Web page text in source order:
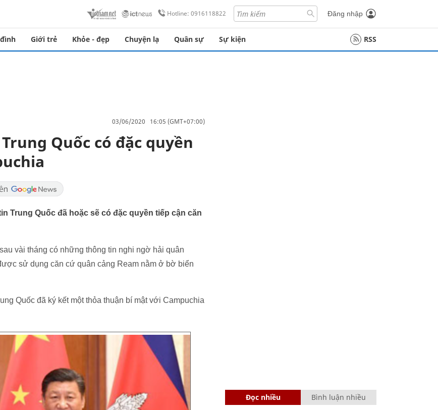
Hotline: 0916118822 Đăng nhập
Giới trẻ Khỏe - đẹp Chuyện lạ Quân sự Sự kiện RSS
03/06/2020 16:05 (GMT+07:00)
Quốc có đặc quyền
Trung Quốc đã hoặc sẽ có đặc quyền tiếp cận căn
vài tháng có những thông tin nghi ngờ hải quân
sử dụng căn cứ quân cảng Ream nằm ở bờ biển
Quốc đã ký kết một thỏa thuận bí mật với Campuchia
Đọc nhiều Bình luận nhiều